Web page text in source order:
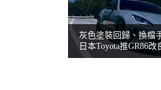
灰色塗裝回歸、換檔
日本Toyota推GR86改